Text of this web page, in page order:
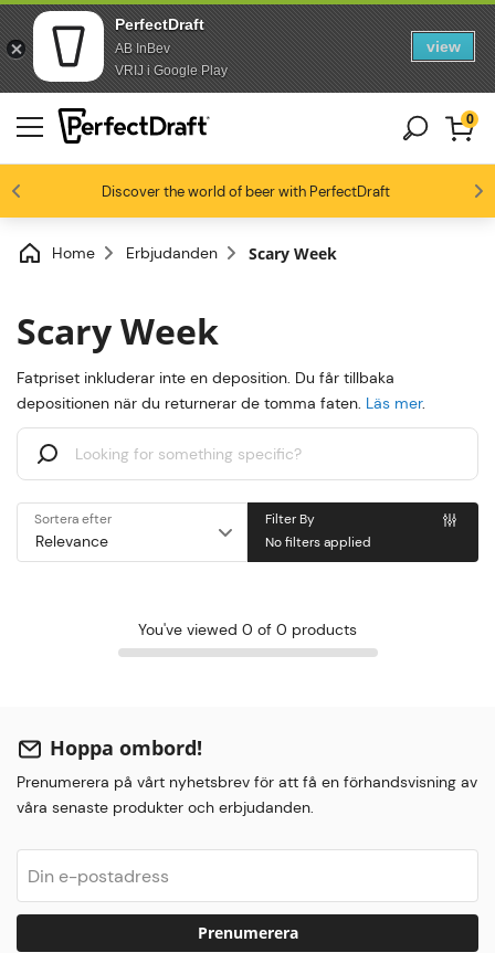
PerfectDraft
AB InBev
VRIJ i Google Play
view
Skip to content
Skip to footer
Discover the world of beer with PerfectDraft
Ölentusiaster älskar oss 4.4/5
0
Home Erbjudanden Scary Week
Scary Week
Fatpriset inkluderar inte en deposition. Du får tillbaka
depositionen när du returnerar de tomma faten. Läs mer.
Sortera efter
Filter By
No filters applied
You've viewed 0 of 0 products
Hoppa ombord!
Prenumerera på vårt nyhetsbrev för att få en förhandsvisning av
våra senaste produkter och erbjudanden.
Prenumerera